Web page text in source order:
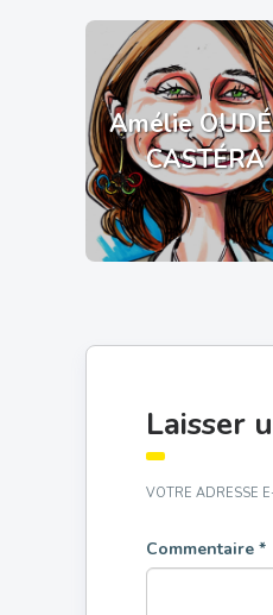
Amélie
CASTÉRA
Laisser
VOTRE ADRESSE
Commentaire *